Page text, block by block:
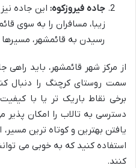
جاده فیروزکوه: این جاده
زیبا، مسافران را به سوی
رسیدن به قائمشهر،
از مرکز شهر قائمشهر، باید
سمت روستای کرچنگ را دنبال
برخی نقاط باریک تر یا با
دسترسی به تالاب را امکان
یافتن بهترین و کوتاه ترین
استفاده کنید که به خوبی می
کنند.